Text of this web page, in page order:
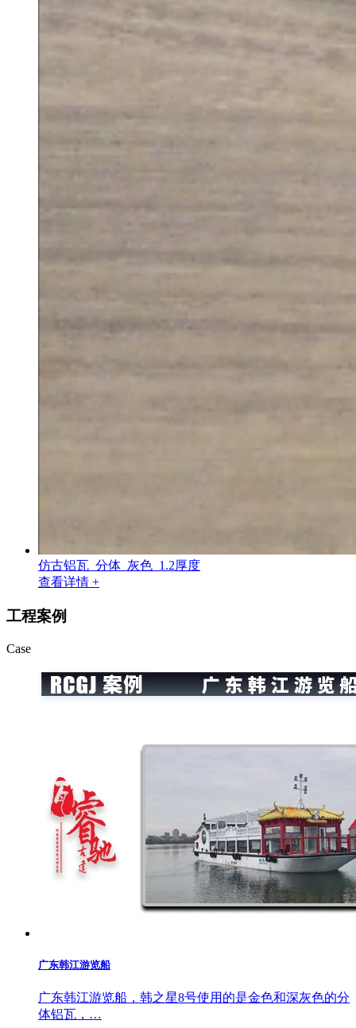
仿古铝瓦_分体_灰色_1.2厚度
查看详情 +
工程案例
Case
广东韩江游览船
广东韩江游览船，韩之星8号使用的是金色和深灰色的分
体铝瓦，…